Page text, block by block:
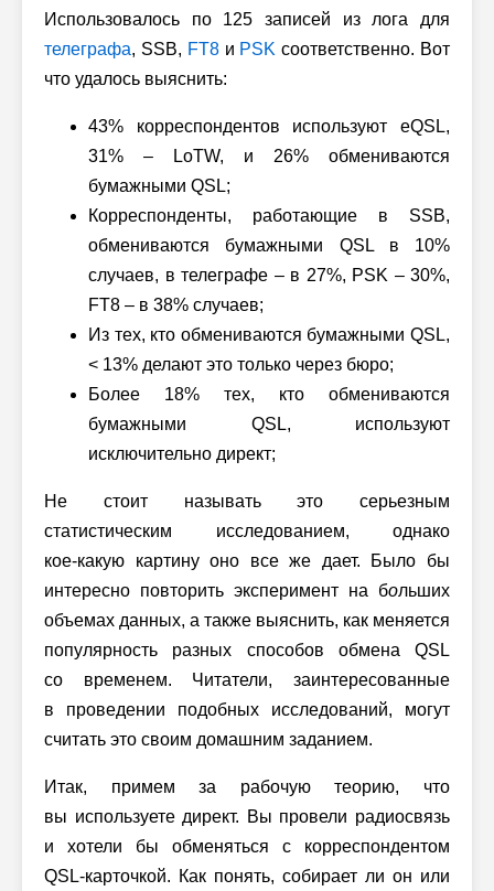
Использовалось по 125 записей из лога для
телеграфа, SSB, FT8и PSK соответственно. Вот
что удалось выяснить:
43% корреспондентов используют eQSL,
31% – LoTW, и 26% обмениваются
бумажными QSL;
Корреспонденты, работающие в SSB,
обмениваются бумажными QSL в 10%
случаев, в телеграфе – в 27%, PSK – 30%,
FT8 – в 38% случаев;
Из тех, кто обмениваются бумажными QSL,
< 13% делают это только через бюро;
Более 18% тех, кто обмениваются
бумажными QSL, используют
исключительно директ;
Не стоит называть это серьезным
статистическим исследованием, однако
кое-какую картину оно все же дает. Было бы
интересно повторить эксперимент на больших
объемах данных, а также выяснить, как меняется
популярность разных способов обмена QSL
со временем. Читатели, заинтересованные
в проведении подобных исследований, могут
считать это своим домашним заданием.
Итак, примем за рабочую теорию, что
вы используете директ. Вы провели радиосвязь
и хотели бы обменяться с корреспондентом
QSL-карточкой. Как понять, собирает ли он или